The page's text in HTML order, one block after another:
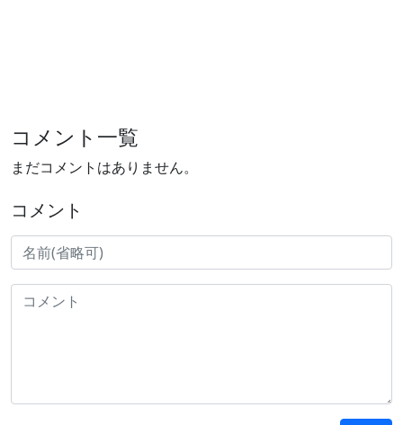
コメント一覧
まだコメントはありません。
コメント